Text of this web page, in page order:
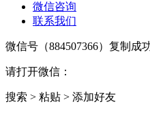
微信咨询
联系我们
微信号（884507366）复制成
请打开微信：
搜索 > 粘贴 > 添加好友